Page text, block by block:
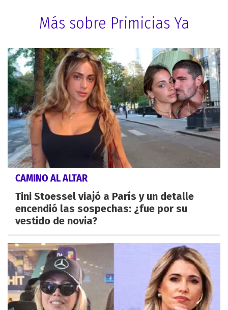
Más sobre Primicias Ya
CAMINO AL ALTAR
Tini Stoessel viajó a París y un detalle
encendió las sospechas: ¿fue por su
vestido de novia?